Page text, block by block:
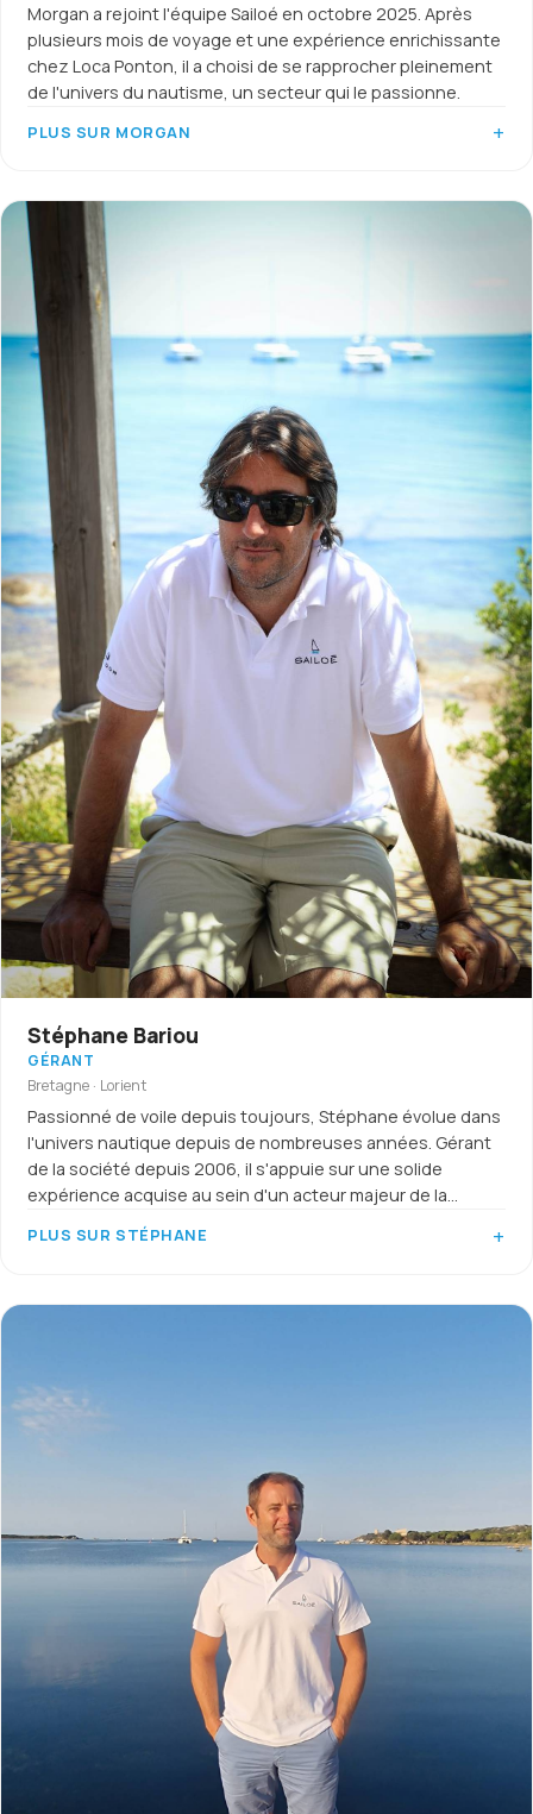
Morgan a rejoint l'équipe Sailoé en octobre 2025. Après
plusieurs mois de voyage et une expérience enrichissante
chez Loca Ponton, il a choisi de se rapprocher pleinement
de l'univers du nautisme, un secteur qui le passionne.
PLUS SUR MORGAN
Stéphane Bariou
GÉRANT
Bretagne · Lorient
Passionné de voile depuis toujours, Stéphane évolue dans
l'univers nautique depuis de nombreuses années. Gérant
de la société depuis 2006, il s'appuie sur une solide
expérience acquise au sein d'un acteur majeur de la
location de bateaux, ainsi que sur un riche parcours de
navigateur.
PLUS SUR STÉPHANE